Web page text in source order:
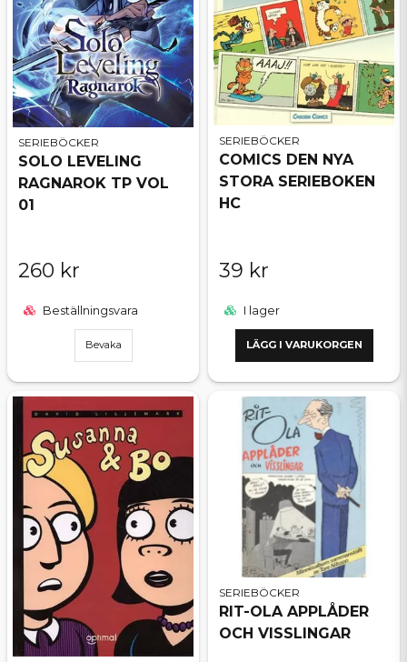
SERIEBÖCKER
SOLO LEVELING
RAGNAROK TP VOL
01
260 kr
Beställningsvara
Bevaka
SERIEBÖCKER
COMICS DEN NYA
STORA SERIEBOKEN
HC
39 kr
I lager
LÄGG I VARUKORGEN
SERIEBÖCKER
RIT-OLA APPLÅDER
OCH VISSLINGAR